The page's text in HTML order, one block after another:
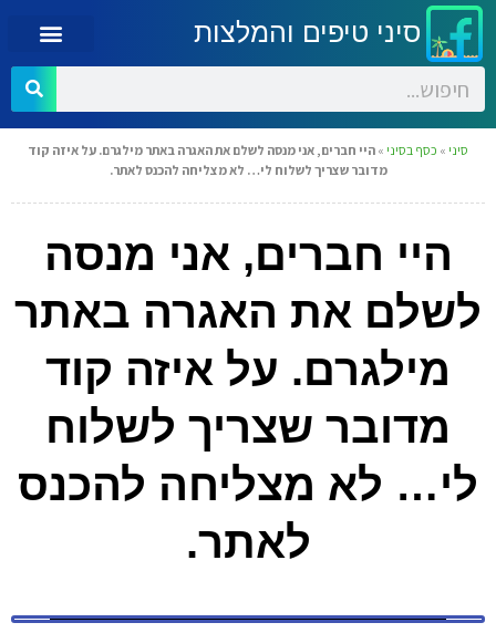
סיני טיפים והמלצות
סיני » כסף בסיני » היי חברים, אני מנסה לשלם את האגרה באתר מילגרם. על איזה קוד
מדובר שצריך לשלוח לי… לא מצליחה להכנס לאתר.
היי חברים, אני מנסה
לשלם את האגרה באתר
מילגרם. על איזה קוד
מדובר שצריך לשלוח
לי… לא מצליחה להכנס
לאתר.